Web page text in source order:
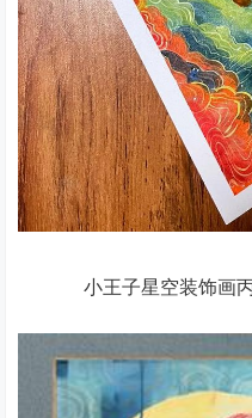
小王子星空装饰画